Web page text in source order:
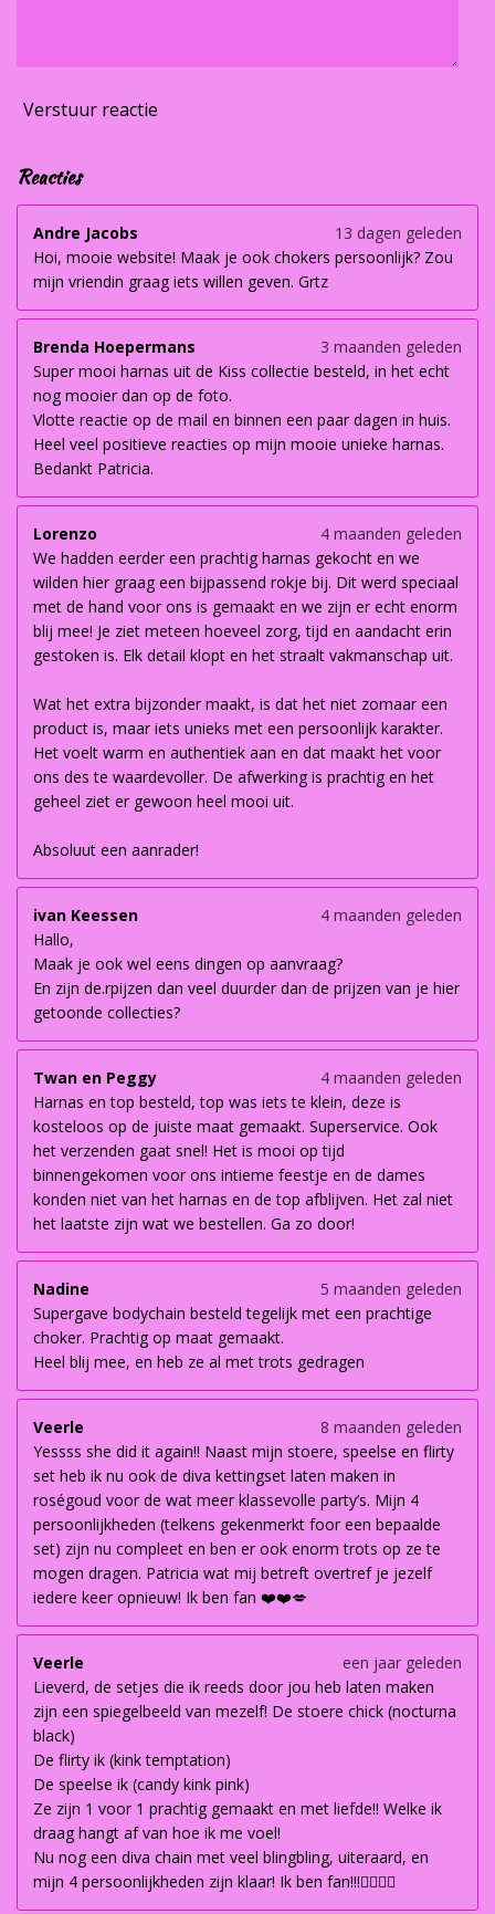
Verstuur reactie
Reacties
Andre Jacobs
13 dagen geleden
Hoi, mooie website! Maak je ook chokers persoonlijk? Zou
mijn vriendin graag iets willen geven. Grtz
Brenda Hoepermans
3 maanden geleden
Super mooi harnas uit de Kiss collectie besteld, in het echt
nog mooier dan op de foto.
Vlotte reactie op de mail en binnen een paar dagen in huis.
Heel veel positieve reacties op mijn mooie unieke harnas.
Bedankt Patricia.
Lorenzo
4 maanden geleden
We hadden eerder een prachtig harnas gekocht en we
wilden hier graag een bijpassend rokje bij. Dit werd speciaal
met de hand voor ons is gemaakt en we zijn er echt enorm
blij mee! Je ziet meteen hoeveel zorg, tijd en aandacht erin
gestoken is. Elk detail klopt en het straalt vakmanschap uit.
Wat het extra bijzonder maakt, is dat het niet zomaar een
product is, maar iets unieks met een persoonlijk karakter.
Het voelt warm en authentiek aan en dat maakt het voor
ons des te waardevoller. De afwerking is prachtig en het
geheel ziet er gewoon heel mooi uit.
Absoluut een aanrader!
ivan Keessen
4 maanden geleden
Hallo,
Maak je ook wel eens dingen op aanvraag?
En zijn de.rpijzen dan veel duurder dan de prijzen van je hier
getoonde collecties?
Twan en Peggy
4 maanden geleden
Harnas en top besteld, top was iets te klein, deze is
kosteloos op de juiste maat gemaakt. Superservice. Ook
het verzenden gaat snel! Het is mooi op tijd
binnengekomen voor ons intieme feestje en de dames
konden niet van het harnas en de top afblijven. Het zal niet
het laatste zijn wat we bestellen. Ga zo door!
Nadine
5 maanden geleden
Supergave bodychain besteld tegelijk met een prachtige
choker. Prachtig op maat gemaakt.
Heel blij mee, en heb ze al met trots gedragen
Veerle
8 maanden geleden
Yessss she did it again!! Naast mijn stoere, speelse en flirty
set heb ik nu ook de diva kettingset laten maken in
roségoud voor de wat meer klassevolle party’s. Mijn 4
persoonlijkheden (telkens gekenmerkt foor een bepaalde
set) zijn nu compleet en ben er ook enorm trots op ze te
mogen dragen. Patricia wat mij betreft overtref je jezelf
iedere keer opnieuw! Ik ben fan ❤️❤️💋
Veerle
een jaar geleden
Lieverd, de setjes die ik reeds door jou heb laten maken
zijn een spiegelbeeld van mezelf! De stoere chick (nocturna
black)
De flirty ik (kink temptation)
De speelse ik (candy kink pink)
Ze zijn 1 voor 1 prachtig gemaakt en met liefde!! Welke ik
draag hangt af van hoe ik me voel!
Nu nog een diva chain met veel blingbling, uiteraard, en
mijn 4 persoonlijkheden zijn klaar! Ik ben fan!!!👌🏽👌🏽